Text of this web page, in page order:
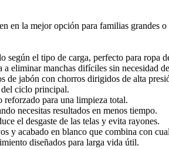
la mejor opción para familias grandes
según el tipo de carga, perfecto para ropa
eliminar manchas difíciles sin necesidad
de jabón con chorros dirigidos de alta
del ciclo principal.
para una limpieza total.
necesitas resultados en menos tiempo.
el desgaste de las telas y evita rayones.
y acabado en blanco que combina con
diseñados para larga vida útil.